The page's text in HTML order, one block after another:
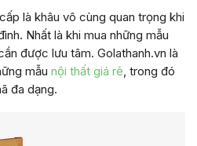
là khâu vô cùng quan trọng khi
Nhất là khi mua những mẫu
được lưu tâm. Golathanh.vn là
mẫu nội thất giá rẻ, trong đó
đa dạng.